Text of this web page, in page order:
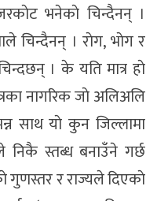
भनेकाे चिन्दैनन् ।
चिन्दैनन् । राेग, भाेग र
। के यति मात्र हाे
नागरिक जाे अलिअलि
साथ याे कुन जिल्लामा
निकै स्तब्ध बनाउँने गर्छ
गुणस्तर र राज्यले दिएकाे